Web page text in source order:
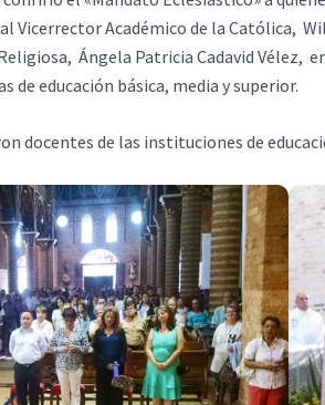
Vicerrector Académico de la Católica,
Ángela Patricia Cadavid Vélez,
de educación básica, media y superior.
docentes de las instituciones de